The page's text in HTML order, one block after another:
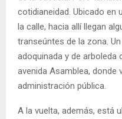
cotidianeidad. Ubicado en
la calle, hacia allí llegan
transeúntes de la zona.
adoquinada y de arboleda
avenida Asamblea, donde
administración pública.
A la vuelta, además, está